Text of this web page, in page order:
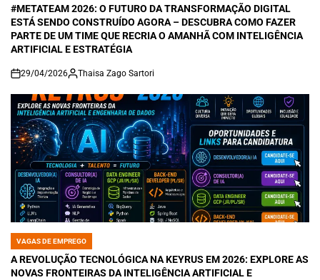
IN
#METATEAM 2026: O FUTURO DA TRANSFORMAÇÃO DIGITAL
ESTÁ SENDO CONSTRUÍDO AGORA – DESCUBRA COMO FAZER
PARTE DE UM TIME QUE RECRIA O AMANHÃ COM INTELIGÊNCIA
ARTIFICIAL E ESTRATÉGIA
on
29/04/2026 Thaisa Zago Sartori
POSTED
IN
VAGAS DE EMPREGO
A REVOLUÇÃO TECNOLÓGICA NA KEYRUS EM 2026: EXPLORE AS
NOVAS FRONTEIRAS DA INTELIGÊNCIA ARTIFICIAL E